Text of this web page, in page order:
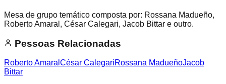
Mesa de grupo temático composta por: Rossana Madueño,
Roberto Amaral, César Calegari, Jacob Bittar e outro.
Pessoas Relacionadas
Roberto Amaral César CalegariRossana MadueñoJacob
Bittar